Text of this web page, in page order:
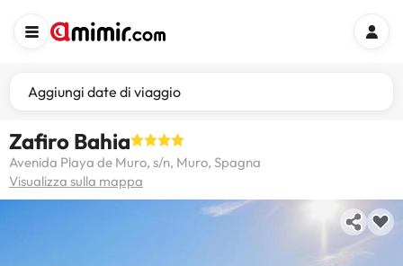
Aggiungi date di viaggio
Zafiro Bahia
Avenida Playa de Muro, s/n, Muro, Spagna
Visualizza sulla mappa